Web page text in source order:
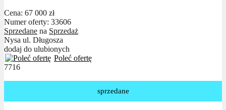
Cena: 67 000 zł
Numer oferty: 33606
Sprzedane na Sprzedaż
Nysa ul. Długosza
dodaj do ulubionych
Poleć ofertę
7716
sprzedane